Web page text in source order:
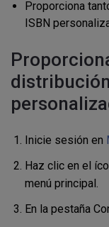
Proporciona
ISBN
Inicie sesión en
Haz clic en el
menú principal.
En la pestaña